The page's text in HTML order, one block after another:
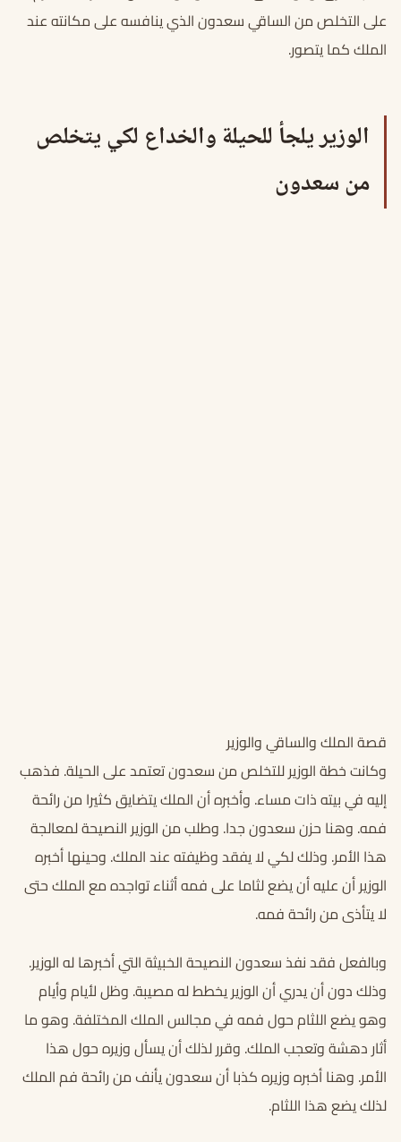
على التخلص من الساقي سعدون الذي ينافسه على مكانته عند
الملك كما يتصور.
الوزير يلجأ للحيلة والخداع لكي يتخلص
من سعدون
قصة الملك والساقي والوزير
وكانت خطة الوزير للتخلص من سعدون تعتمد على الحيلة. فذهب
إليه في بيته ذات مساء. وأخبره أن الملك يتضايق كثيرا من رائحة
فمه. وهنا حزن سعدون جدا. وطلب من الوزير النصيحة لمعالجة
هذا الأمر. وذلك لكي لا يفقد وظيفته عند الملك. وحينها أخبره
الوزير أن عليه أن يضع لثاما على فمه أثناء تواجده مع الملك حتى
لا يتأذى من رائحة فمه.
وبالفعل فقد نفذ سعدون النصيحة الخبيثة التي أخبرها له الوزير.
وذلك دون أن يدري أن الوزير يخطط له مصيبة. وظل لأيام وأيام
وهو يضع اللثام حول فمه في مجالس الملك المختلفة. وهو ما
أثار دهشة وتعجب الملك. وقرر لذلك أن يسأل وزيره حول هذا
الأمر. وهنا أخبره وزيره كذبا أن سعدون يأنف من رائحة فم الملك
لذلك يضع هذا اللثام.